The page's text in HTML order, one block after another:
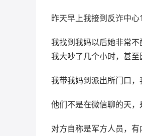
昨天早上我接到反诈中
我找到我妈以后她非常
我大吵了几个小时，甚至
我带我妈到派出所门口，
他们不是在微信聊的天，
对方自称是军方人员，